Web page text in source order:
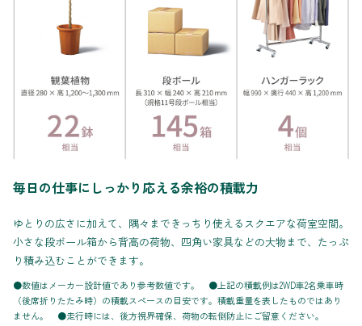
毎日の仕事にしっかり応える余裕の積載力
ゆとりの広さに加えて、隅々まできっちり使えるスクエアな荷室空間。
小さな段ボール箱から背高の荷物、四角い家具などの大物まで、たっぷ
り積み込むことができます。
●数値はメーカー設計値であり参考数値です。 ●上記の積載例は2WD車2名乗車時
（後席折りたたみ時）の積載スペースの目安です。積載重量を表したものではあり
ません。 ●走行時には、後方視界確保、荷物の転倒防止にご留意ください。